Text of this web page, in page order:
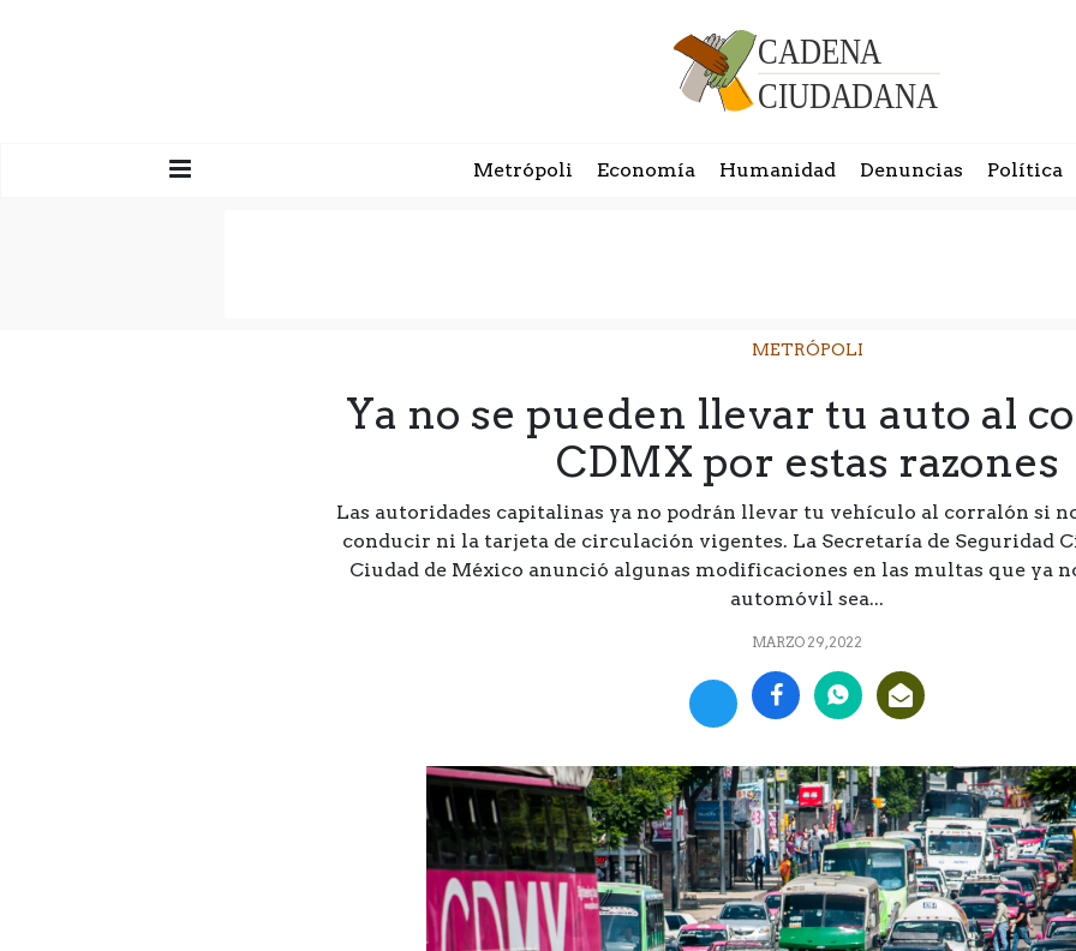
Metrópoli Economía Humanidad Denuncias Política
METRÓPOLI
Ya no se pueden llevar tu auto al
CDMX por estas razones
Las autoridades capitalinas ya no podrán llevar tu vehículo al corralón si
conducir ni la tarjeta de circulación vigentes. La Secretaría de Seguridad
Ciudad de México anunció algunas modificaciones en las multas que ya
automóvil sea...
MARZO 29, 2022